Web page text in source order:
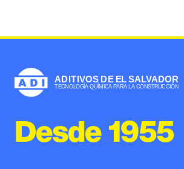
Desde 1955